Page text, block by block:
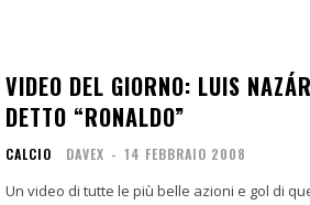
VIDEO DEL GIORNO: LUIS
DETTO “RONALDO”
CALCIO DAVEX - 14 FEBBRAIO 2008
Un video di tutte le più belle azioni e gol di